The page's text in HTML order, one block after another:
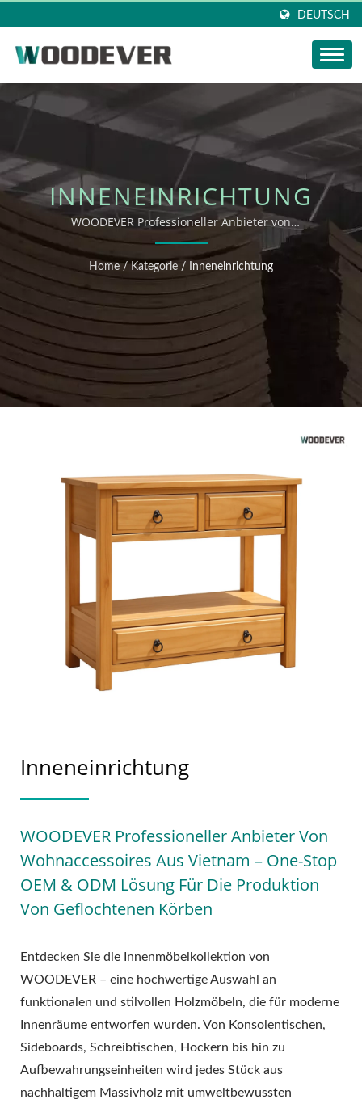
DEUTSCH
INNENEINRICHTUNG
WOODEVER Professioneller Anbieter von
Wohnaccessoires aus Vietnam – One-Stop OEM & ODM
Lösung für die Produktion von geflochtenen Körben
Home / Kategorie / Inneneinrichtung
Inneneinrichtung
WOODEVER Professioneller Anbieter Von
Wohnaccessoires Aus Vietnam – One-Stop
OEM & ODM Lösung Für Die Produktion
Von Geflochtenen Körben
Entdecken Sie die Innenmöbelkollektion von
WOODEVER – eine hochwertige Auswahl an
funktionalen und stilvollen Holzmöbeln, die für moderne
Innenräume entworfen wurden. Von Konsolentischen,
Sideboards, Schreibtischen, Hockern bis hin zu
Aufbewahrungseinheiten wird jedes Stück aus
nachhaltigem Massivholz mit umweltbewussten